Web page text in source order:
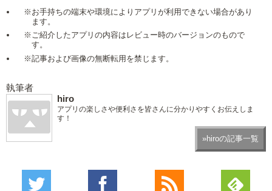
※お手持ちの端末や環境によりアプリが利用できない場合があり
ます。
※ご紹介したアプリの内容はレビュー時のバージョンのもので
す。
※記事および画像の無断転用を禁じます。
執筆者
hiro
アプリの楽しさや便利さを皆さんに分かりやすくお伝えしま
す！
»hiroの記事一覧